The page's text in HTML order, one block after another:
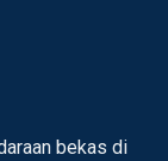
bekas di